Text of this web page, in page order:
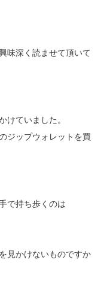
味深く読ませて頂いて
けていました。
ジップウォレットを買
で持ち歩くのは
見かけないものですか